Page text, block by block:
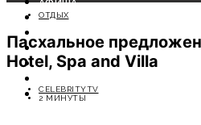
АФИША
СОБЫТИЯ
МОДА
ЛИЧНОСТЬ
СОВЕТЫ ЭКСПЕРТОВ
ОТДЫХ
Пасхальное
Hotel, Spa and Villa
CELEBRITYTV
2 МИНУТЫ